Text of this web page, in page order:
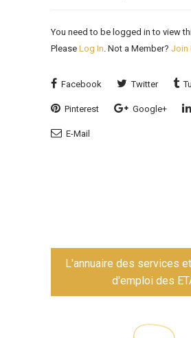
You need to be logged in to view
Please Log In. Not a Member? Join
Facebook Twitter
Pinterest Google+
E-Mail
L'annuaire des services
d'emploi des